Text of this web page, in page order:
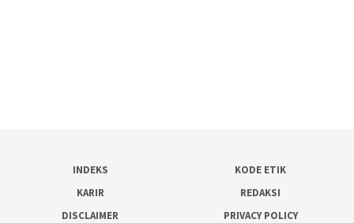
INDEKS
KODE ETIK
KARIR
REDAKSI
DISCLAIMER
PRIVACY POLICY